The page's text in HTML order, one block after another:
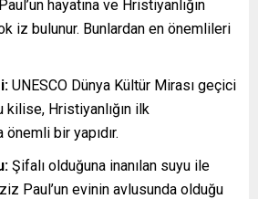
hayatına ve Hristiyanlığın
iz bulunur. Bunlardan en önemlileri
UNESCO Dünya Kültür Mirası geçici
Hristiyanlığın ilk
bir yapıdır.
Şifalı olduğuna inanılan suyu ile
Paul’un evinin avlusunda olduğu